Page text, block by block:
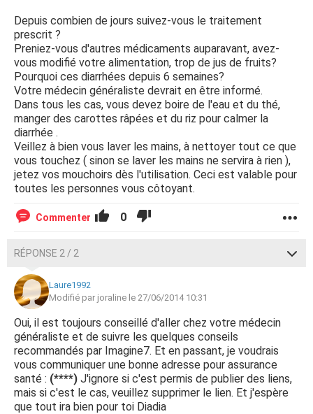
Depuis combien de jours suivez-vous le traitement
prescrit ?
Preniez-vous d'autres médicaments auparavant, avez-
vous modifié votre alimentation, trop de jus de fruits?
Pourquoi ces diarrhées depuis 6 semaines?
Votre médecin généraliste devrait en être informé.
Dans tous les cas, vous devez boire de l'eau et du thé,
manger des carottes râpées et du riz pour calmer la
diarrhée .
Veillez à bien vous laver les mains, à nettoyer tout ce que
vous touchez ( sinon se laver les mains ne servira à rien ),
jetez vos mouchoirs dès l'utilisation. Ceci est valable pour
toutes les personnes vous côtoyant.
Commenter 0
RÉPONSE 2 / 2
Laure1992
Modifié par joraline le 27/06/2014 10:31
Oui, il est toujours conseillé d'aller chez votre médecin
généraliste et de suivre les quelques conseils
recommandés par Imagine7. Et en passant, je voudrais
vous communiquer une bonne adresse pour assurance
santé : (****) J'ignore si c'est permis de publier des liens,
mais si c'est le cas, veuillez supprimer le lien. Et j'espère
que tout ira bien pour toi Diadia